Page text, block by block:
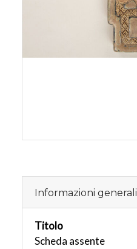
Informazioni generali
Titolo
Scheda assente